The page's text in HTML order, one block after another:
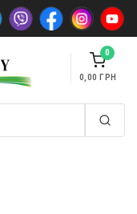
0
0,00